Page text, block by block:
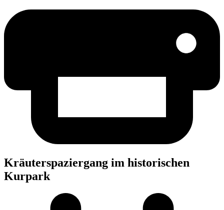
Kräu­ter­spa­zier­gang im his­to­ri­schen
Kurpark